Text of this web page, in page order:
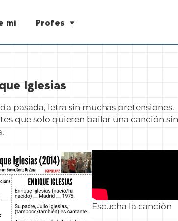
mí Profes
Iglesias
pasada, letra sin muchas pretensiones.
que solo quieren bailar una canción sin
Escucha la canción